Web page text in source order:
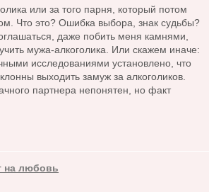
или за того парня, который потом
Что это? Ошибка выбора, знак судьбы?
даже побить меня камнями,
мужа-алкоголика. Или скажем иначе:
исследованиями установлено, что
выходить замуж за алкоголиков.
партнера непонятен, но факт
на любовь